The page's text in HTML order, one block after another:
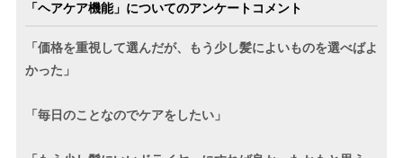
「ヘアケア機能」についてのアンケートコメント
「価格を重視して選んだが、もう少し髪によいものを選べばよ
かった」
「毎日のことなのでケアをしたい」